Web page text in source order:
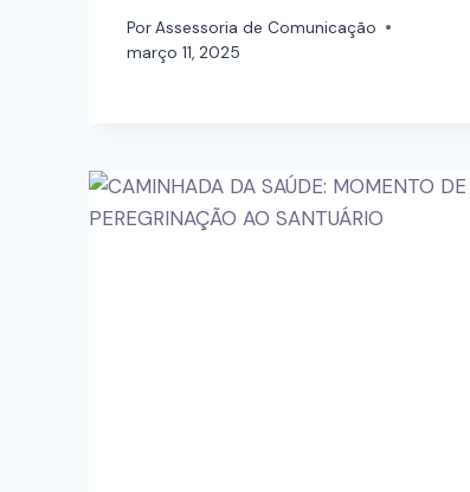
PorAssessoria de Comunicação
março 11, 2025